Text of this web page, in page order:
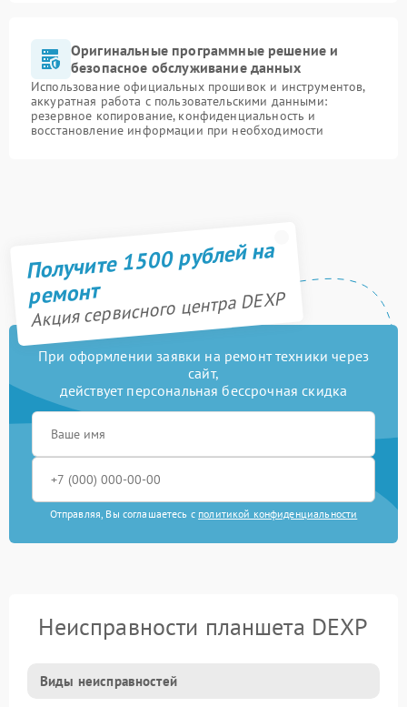
Оригинальные программные решение и
безопасное обслуживание данных
Использование официальных прошивок и инструментов,
аккуратная работа с пользовательскими данными:
резервное копирование, конфиденциальность и
восстановление информации при необходимости
Получите 1500 рублей на
ремонт
Акция сервисного центра DEXP
При оформлении заявки на ремонт техники через
сайт,
действует персональная бессрочная скидка
Отправляя, Вы соглашаетесь с политикой конфиденциальности
Неисправности планшета DEXP
Виды неисправностей